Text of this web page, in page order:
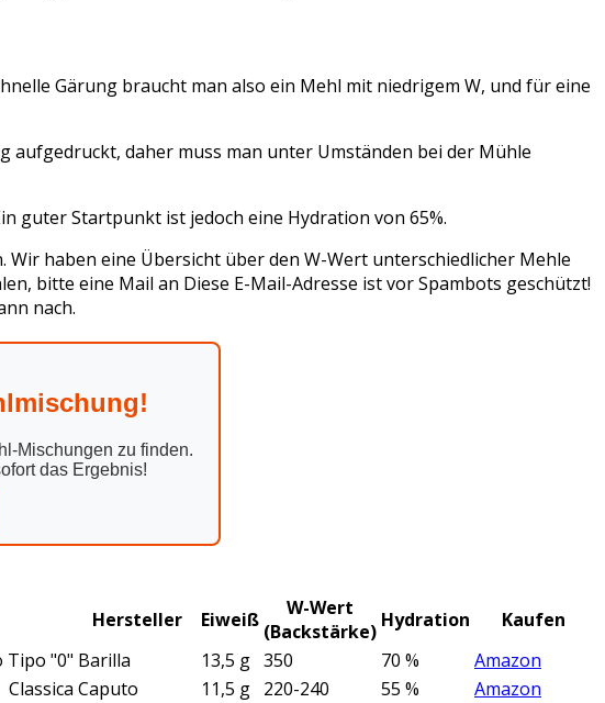
Gärung braucht man also ein Mehl mit niedrigem W, und für eine
aufgedruckt, daher muss man unter Umständen bei der Mühle
guter Startpunkt ist jedoch eine Hydration von 65%.
haben eine Übersicht über den W-Wert unterschiedlicher Mehle
bitte eine Mail an Diese E-Mail-Adresse ist vor Spambots geschützt!
nach.
Mischungen zu finden.
das Ergebnis!
Hersteller Eiweiß
W-Wert
(Backstärke) Hydration
Kaufen
Tipo "0" Barilla 13,5 g 350 70 %
Amazon
Classica Caputo 11,5 g 220-240 55 %
Amazon